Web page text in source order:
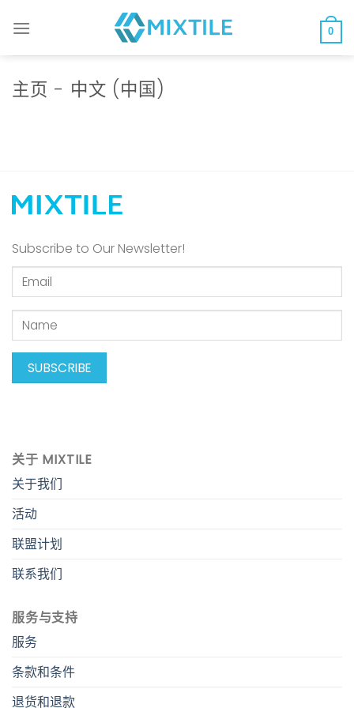
0
主页 - 中文 (中国)
Subscribe to Our Newsletter!
关于 MIXTILE
关于我们
活动
联盟计划
联系我们
服务与支持
服务
条款和条件
退货和退款